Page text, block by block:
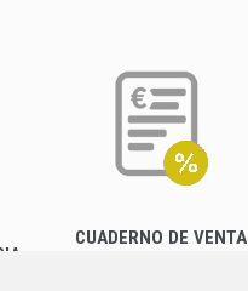
CUADERNO DE VENTA